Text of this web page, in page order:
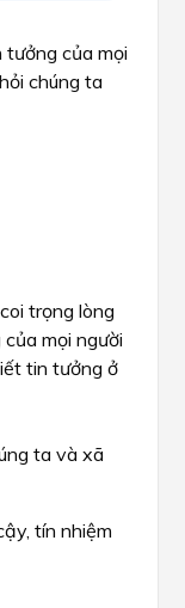
tưởng của mọi
chúng ta
trọng lòng
của mọi người
tin tưởng ở
ta và xã
tín nhiệm